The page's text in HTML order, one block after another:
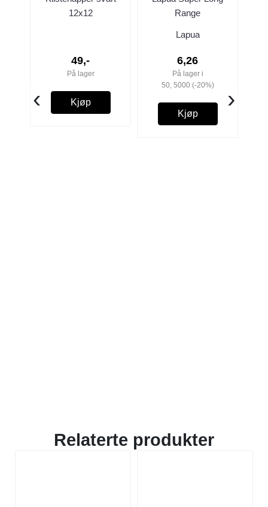
12x12
49,-
På lager
Kjøp
Range
Lapua
6,26
På lager i
50, 5000 (-20%)
Kjøp
‹ ›
Relaterte produkter